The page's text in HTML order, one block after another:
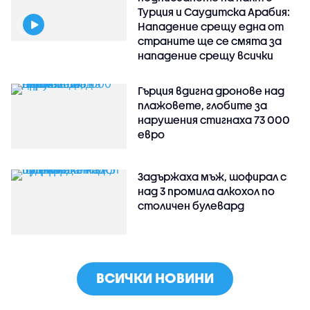
Турция и Саудитска Арабия:
Нападение срещу една от
страните ще се смята за
нападение срещу всички
Гърция вдигна дронове над
плажовете, глобите за
нарушения стигнаха 73 000
евро
Задържаха мъж, шофирал с
над 3 промила алкохол по
столичен булевард
ВСИЧКИ НОВИНИ